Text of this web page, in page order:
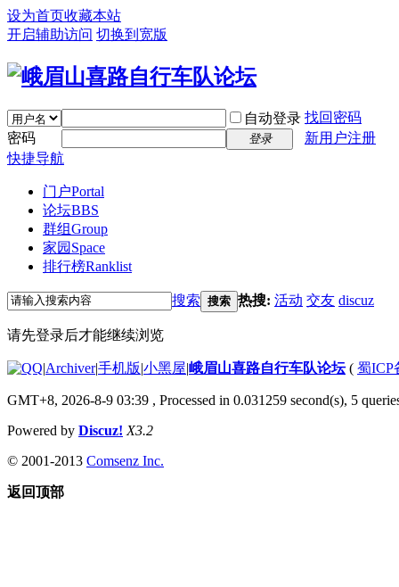
设为首页收藏本站
开启辅助访问 切换到宽版
自动登录 找回密码
密码
登录
新用户注册
快捷导航
门户Portal
论坛BBS
群组Group
家园 Space
排行榜Ranklist
搜索 搜索 热搜: 活动 交友 discuz
请先登录后才能继续浏览
|Archiver|手机版|小黑屋|峨眉山喜路自行车队论坛( 蜀ICP
GMT+8, 2026-8-9 03:39 , Processed in 0.031259 second(s), 5
Powered by Discuz! X3.2
© 2001-2013 Comsenz Inc.
返回顶部